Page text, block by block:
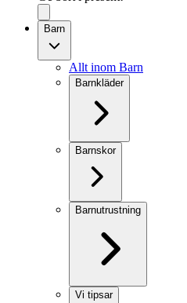
Barn
Allt inom Barn
Barnkläder
Barnskor
Barnutrustning
Vi tipsar